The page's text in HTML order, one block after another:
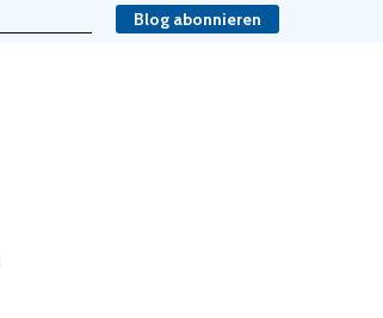
Blog abonnieren